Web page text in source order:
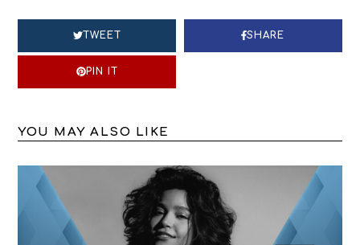
TWEET SHARE
PIN IT
YOU MAY ALSO LIKE